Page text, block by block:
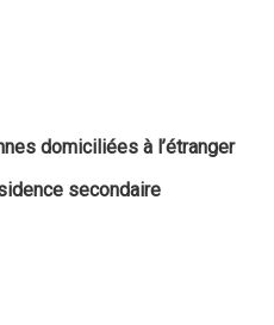
domiciliées à l’étranger
secondaire